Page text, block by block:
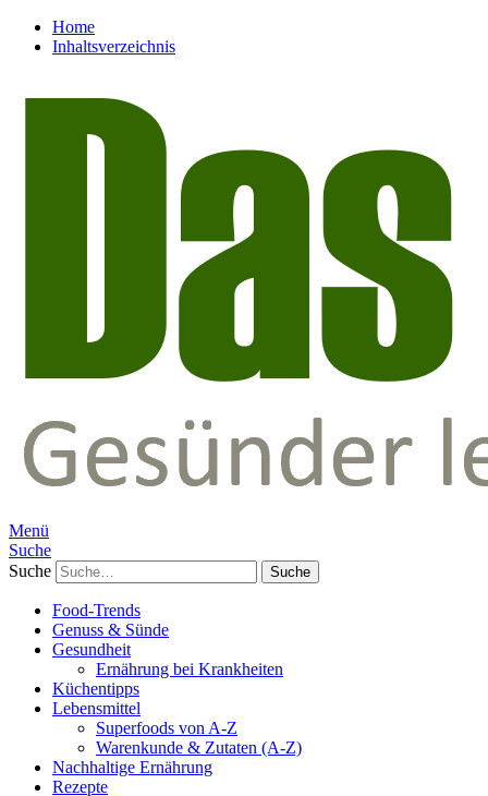
Home
Inhaltsverzeichnis
Menü
Suche
Suche
Food-Trends
Genuss & Sünde
Gesundheit
Ernährung bei Krankheiten
Küchentipps
Lebensmittel
Superfoods von A-Z
Warenkunde & Zutaten (A-Z)
Nachhaltige Ernährung
Rezepte